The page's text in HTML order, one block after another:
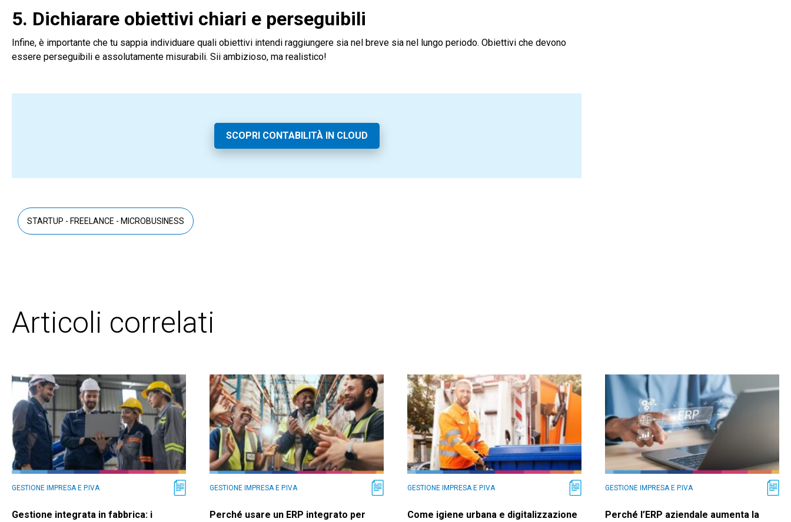
5. Dichiarare obiettivi chiari e perseguibili
Infine, è importante che tu sappia individuare quali obiettivi intendi raggiungere sia nel breve sia nel lungo periodo. Obiettivi che devono
essere perseguibili e assolutamente misurabili. Sii ambizioso, ma realistico!
SCOPRI CONTABILITÀ IN CLOUD
STARTUP - FREELANCE - MICROBUSINESS
Articoli correlati
GESTIONE IMPRESA E P.IVA
Gestione integrata in fabbrica: i
GESTIONE IMPRESA E P.IVA
Perché usare un ERP integrato per
GESTIONE IMPRESA E P.IVA
Come igiene urbana e digitalizzazione
GESTIONE IMPRESA E P.IVA
Perché l’ERP aziendale aumenta la